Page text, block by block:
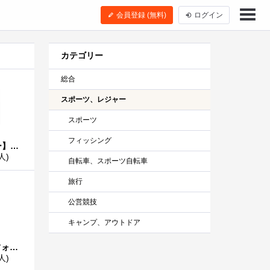
会員登録 (無料) ログイン
Ｚｉｐｐｏ【ジッポー】 オイル大缶 355ml 3本セット
)
尾上製作所(ONOE) フォールディングBBQコンロ F-2527
)
カテゴリー
総合
スポーツ、レジャー
スポーツ
フィッシング
自転車、スポーツ自転車
旅行
公営競技
キャンプ、アウトドア